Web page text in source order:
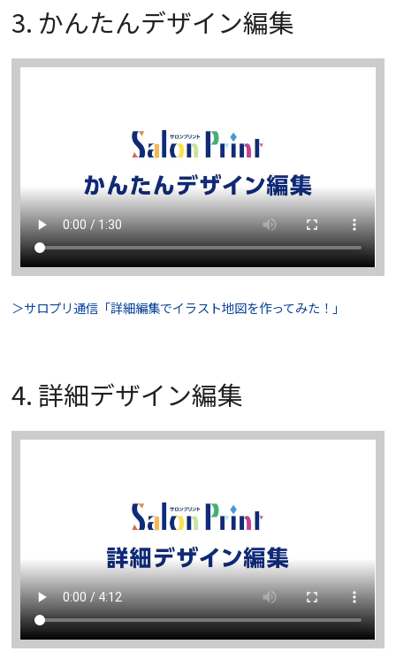
3. かんたんデザイン編集
＞サロプリ通信「詳細編集でイラスト地図を作ってみた！」
4. 詳細デザイン編集